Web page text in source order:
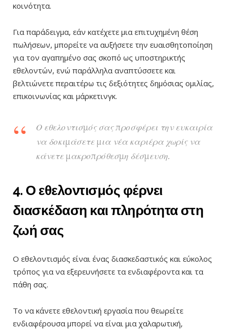
κοινότητα.
Για παράδειγμα, εάν κατέχετε μια επιτυχημένη θέση
πωλήσεων, μπορείτε να αυξήσετε την ευαισθητοποίηση
για τον αγαπημένο σας σκοπό ως υποστηρικτής
εθελοντών, ενώ παράλληλα αναπτύσσετε και
βελτιώνετε περαιτέρω τις δεξιότητες δημόσιας ομιλίας,
επικοινωνίας και μάρκετινγκ.
Ο εθελοντισμός σας προσφέρει την ευκαιρία
να δοκιμάσετε μια νέα καριέρα χωρίς να
κάνετε μακροπρόθεσμη δέσμευση.
4. Ο εθελοντισμός φέρνει
διασκέδαση και πληρότητα στη
ζωή σας
Ο εθελοντισμός είναι ένας διασκεδαστικός και εύκολος
τρόπος για να εξερευνήσετε τα ενδιαφέροντα και τα
πάθη σας.
Το να κάνετε εθελοντική εργασία που θεωρείτε
ενδιαφέρουσα μπορεί να είναι μια χαλαρωτική,